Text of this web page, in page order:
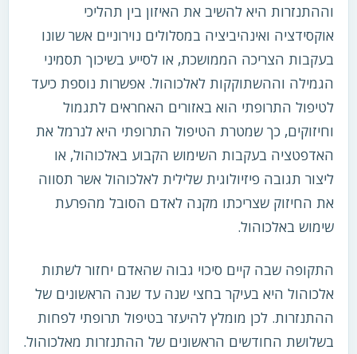
וההתנזרות היא להשיב את האיזון בין תהליכי
אוקסידציה ואינהיביציה במסלולים נוירוניים אשר שונו
בעקבות הצריכה הממושכת, או לסייע בשיכוך תסמיני
הגמילה וההשתוקקות לאלכוהול. אפשרות נוספת כיעד
לטיפול התרופתי הוא באזורים האחראים לתגמול
וחיזוקים, כך שמטרת הטיפול התרופתי היא לנרמל את
האדפטציה בעקבות השימוש הקבוע באלכוהול, או
ליצור תגובה פיזיולוגית שלילית לאלכוהול אשר תסווה
את החיזוק שצריכתו מקנה לאדם הסובל מהפרעת
שימוש באלכוהול.
התקופה שבה קיים סיכוי גבוה שהאדם יחזור לשתות
אלכוהול היא בעיקר בחצי שנה עד שנה הראשונים של
ההתנזרות. לכן מומלץ להיעזר בטיפול תרופתי לפחות
בשלושת החודשים הראשונים של ההתנזרות מאלכוהול.